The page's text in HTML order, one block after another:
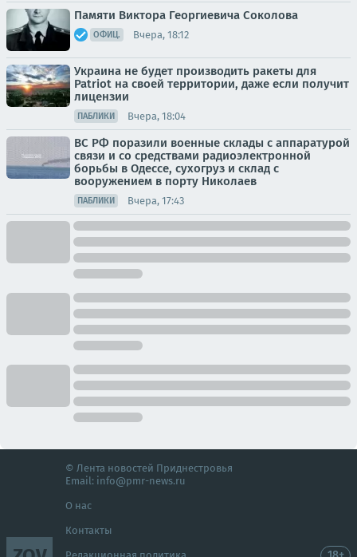
Памяти Виктора Георгиевича Соколова
ОФИЦ. Вчера, 18:12
Украина не будет производить ракеты для
Patriot на своей территории, даже если получит
лицензии
ПАБЛИКИ Вчера, 18:04
ВС РФ поразили военные склады с аппаратурой
связи и со средствами радиоэлектронной
борьбы в Одессе, сухогруз и склад с
вооружением в порту Николаев
ПАБЛИКИ Вчера, 17:43
© Лента новостей Приднестровья
Email: info@pmr-news.ru
О нас
Контакты